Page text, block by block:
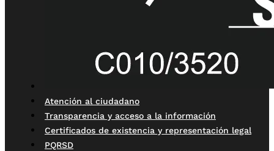
Atención al ciudadano
Transparencia y acceso a la información
Certificados de existencia y representación legal
PQRSD